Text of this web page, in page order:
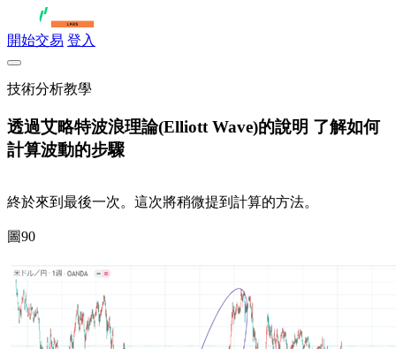
開始交易 登入
技術分析教學
透過艾略特波浪理論(Elliott Wave)的說明 了解如何
計算波動的步驟
終於來到最後一次。這次將稍微提到計算的方法。
圖90